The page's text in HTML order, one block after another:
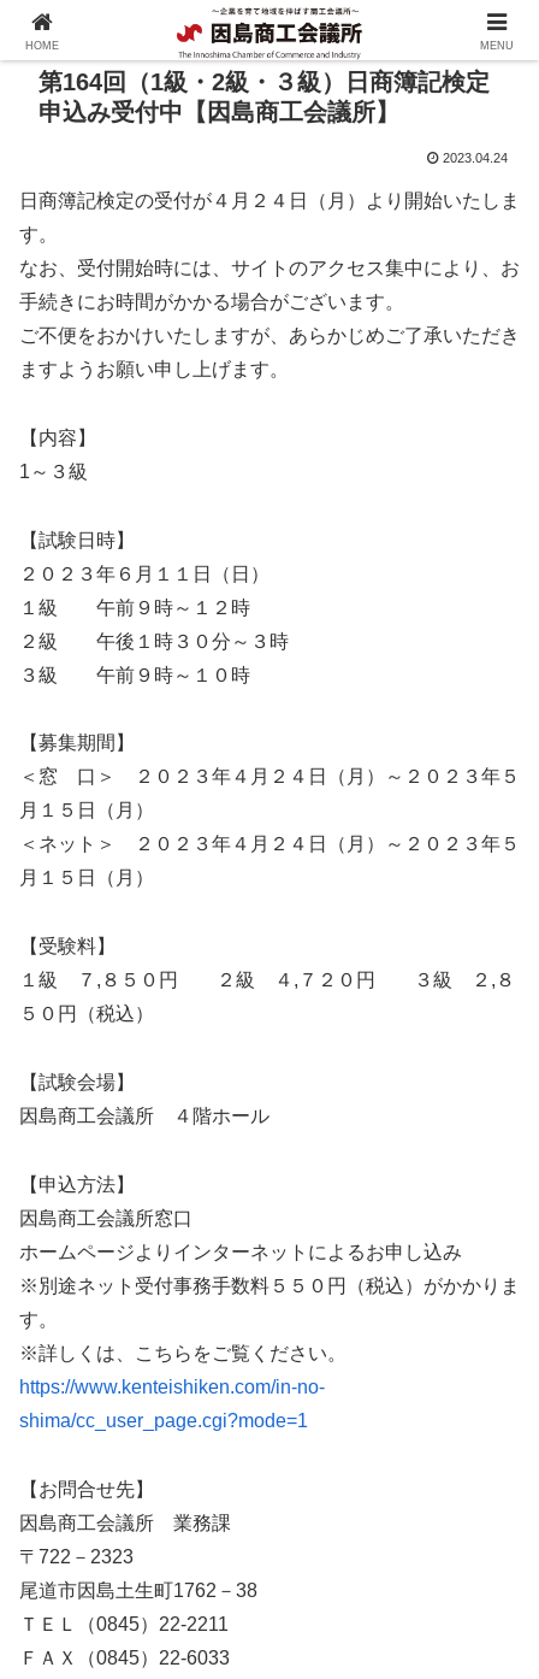
第164回（1級・2級・３級）日商簿記検定
申込み受付中【因島商工会議所】
2023.04.24
日商簿記検定の受付が４月２４日（月）より開始いたしま
す。
なお、受付開始時には、サイトのアクセス集中により、お
手続きにお時間がかかる場合がございます。
ご不便をおかけいたしますが、あらかじめご了承いただき
ますようお願い申し上げます。
【内容】
1～３級
【試験日時】
２０２３年６月１１日（日）
１級 午前９時～１２時
２級 午後１時３０分～３時
３級 午前９時～１０時
【募集期間】
＜窓 口＞ ２０２３年４月２４日（月）～２０２３年５
月１５日（月）
＜ネット＞ ２０２３年４月２４日（月）～２０２３年５
月１５日（月）
【受験料】
１級 ７,８５０円 ２級 ４,７２０円 ３級 ２,８
５０円（税込）
【試験会場】
因島商工会議所 ４階ホール
【申込方法】
因島商工会議所窓口
ホームページよりインターネットによるお申し込み
※別途ネット受付事務手数料５５０円（税込）がかかりま
す。
※詳しくは、こちらをご覧ください。
https://www.kenteishiken.com/in-no-
shima/cc_user_page.cgi?mode=1
【お問合せ先】
因島商工会議所 業務課
〒722－2323
尾道市因島土生町1762－38
ＴＥＬ（0845）22-2211
ＦＡＸ（0845）22-6033
HOME MENU